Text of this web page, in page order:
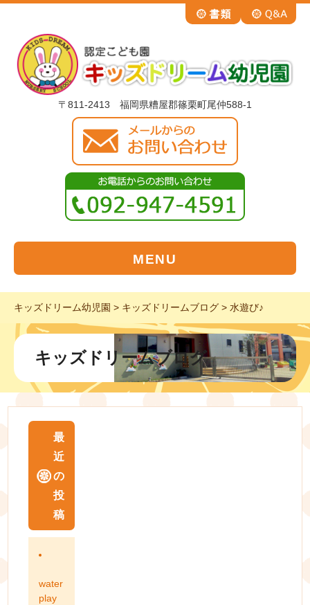
〒811-2413 福岡県糟屋郡篠栗町尾仲588-1
MENU
キッズドリーム幼児園 > キッズドリームブログ > 水遊び♪
キッズドリームブログ
最
近
の
投
稿
water
play